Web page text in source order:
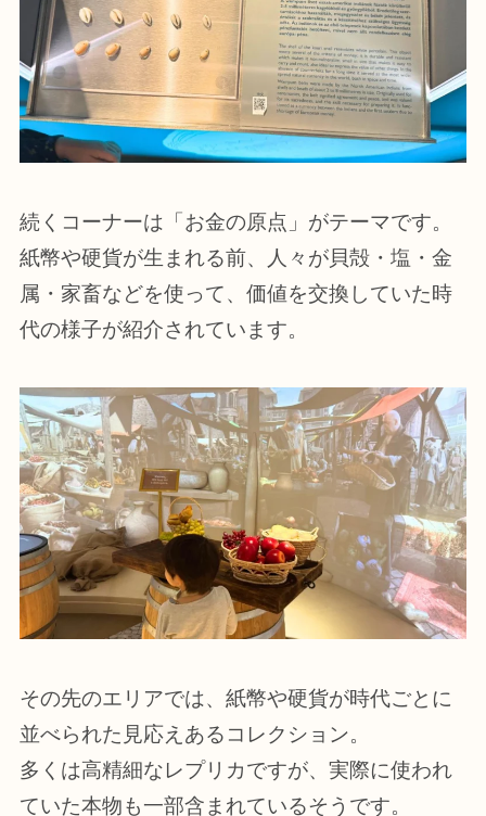
続くコーナーは「お金の原点」がテーマです。
紙幣や硬貨が生まれる前、人々が貝殻・塩・金
属・家畜などを使って、価値を交換していた時
代の様子が紹介されています。
その先のエリアでは、紙幣や硬貨が時代ごとに
並べられた見応えあるコレクション。
多くは高精細なレプリカですが、実際に使われ
ていた本物も一部含まれているそうです。